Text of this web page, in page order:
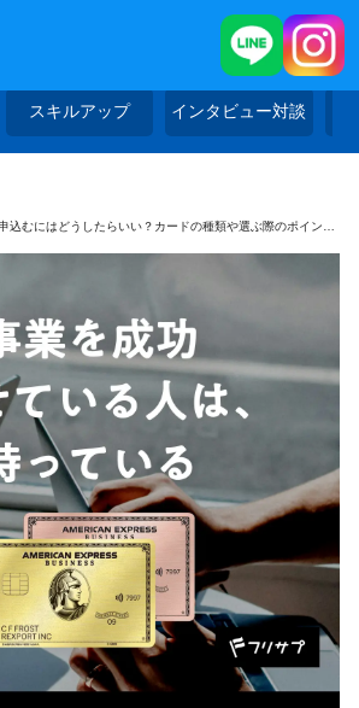
スキルアップ インタビュー対談
むにはどうしたらいい？カードの種類や選ぶ際のポイントを解説